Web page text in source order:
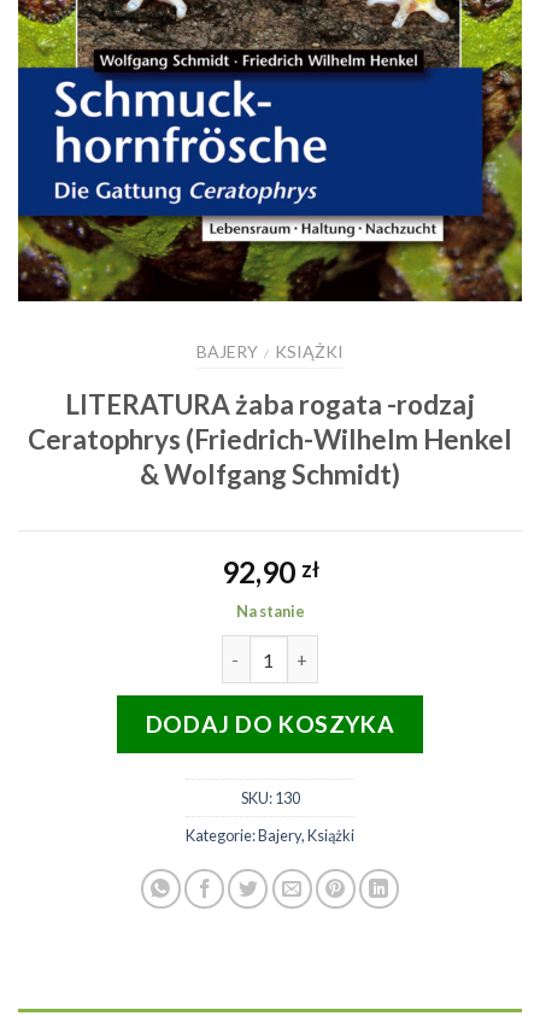
BAJERY / KSIĄŻKI
LITERATURA żaba rogata -rodzaj
Ceratophrys (Friedrich-Wilhelm Henkel
& Wolfgang Schmidt)
92,90 zł
Na stanie
DODAJ DO KOSZYKA
SKU:130
Kategorie:Bajery,Książki